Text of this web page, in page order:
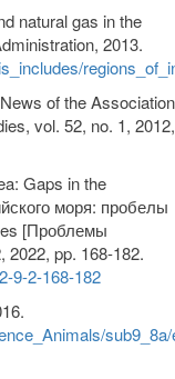
natural gas in the
2013.
of the Association
vol. 52, no. 1, 2012,
Gaps in the
моря: пробелы
[Проблемы
2022, pp. 168-182.
9-2-168-182